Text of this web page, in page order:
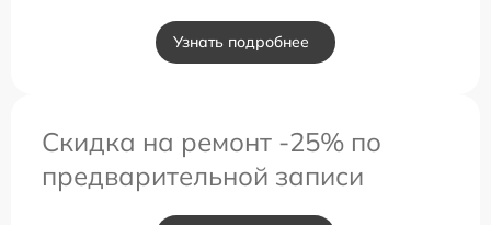
Узнать подробнее
Скидка на ремонт -25% по
предварительной записи